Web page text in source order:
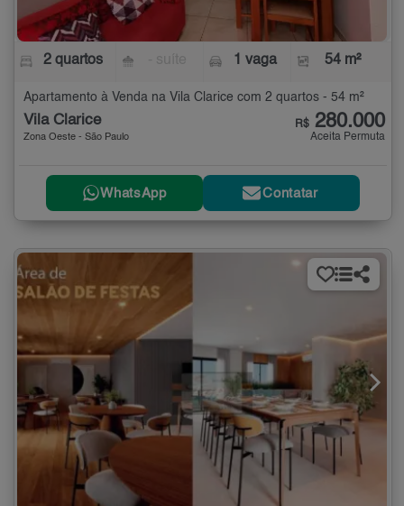
2 quartos 1 vaga 54 m²
Apartamento à Venda na Vila Clarice com 2 quartos - 54 m²
Vila Clarice
Zona Oeste - São Paulo
R$ 280.000
Aceita Permuta
WhatsApp Contatar